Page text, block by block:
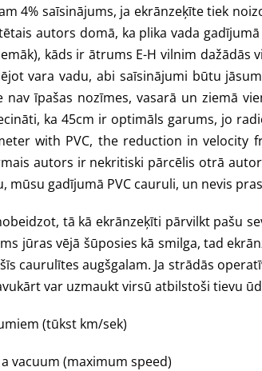
4% saīsinājums, ja ekrānzeķīte tiek
autors domā, ka plika vada
kāds ir ātrums E-H vilnim dažādās
vara vadu, abi saīsinājumi būtu
nav īpašas nozīmes, vasarā un ziemā
ka 45cm ir optimāls garums, jo
with PVC, the reduction in
autors ir nekritiski pārcēlis otrā
mūsu gadījumā PVC cauruli, un nevis
tā kā ekrānzeķīti pārvilkt pašu
jūras vējā šūposies kā smilga, tad
caurulītes augšgalam. Ja strādās
var uzmaukt virsū atbilstoši tievu
(tūkst km/sek)
vacuum (maximum speed)